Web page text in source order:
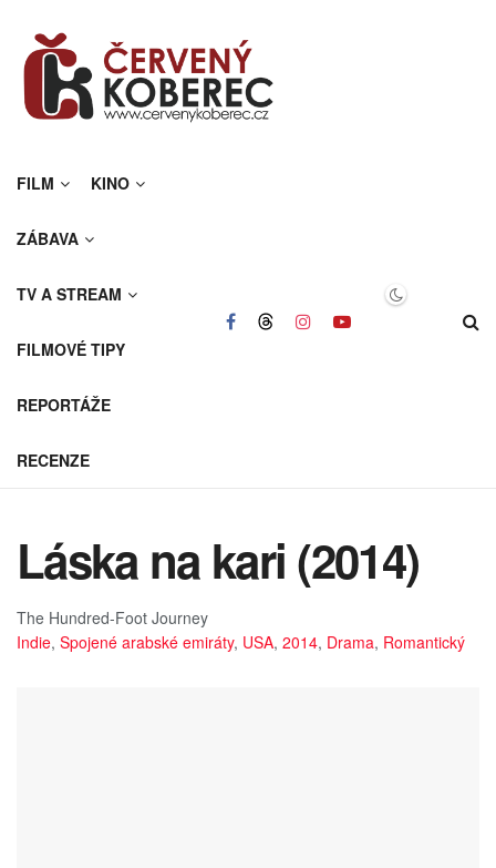
FILM KINO
ZÁBAVA
TV A STREAM
FILMOVÉ TIPY
REPORTÁŽE
RECENZE
Láska na kari (2014)
The Hundred-Foot Journey
Indie, Spojené arabské emiráty, USA, 2014, Drama, Romantický